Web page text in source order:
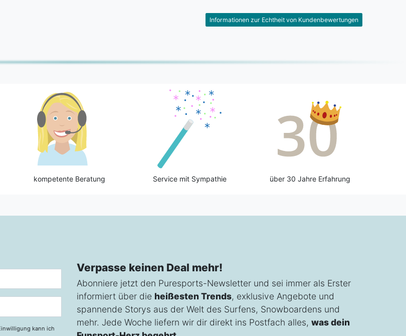
Informationen zur Echtheit von Kundenbewertungen
kompetente Beratung Service mit Sympathie über 30 Jahre Erfahrung
kann ich
Verpasse keinen Deal mehr!
Abonniere jetzt den Puresports-Newsletter und sei immer als Erster
informiert über die heißesten Trends, exklusive Angebote und
spannende Storys aus der Welt des Surfens, Snowboardens und
mehr. Jede Woche liefern wir dir direkt ins Postfach alles, was dein